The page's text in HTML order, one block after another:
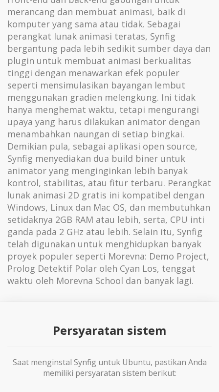
merancang dan membuat animasi, baik di
komputer yang sama atau tidak. Sebagai
perangkat lunak animasi teratas, Synfig
bergantung pada lebih sedikit sumber daya dan
plugin untuk membuat animasi berkualitas
tinggi dengan menawarkan efek populer
seperti mensimulasikan bayangan lembut
menggunakan gradien melengkung. Ini tidak
hanya menghemat waktu, tetapi mengurangi
upaya yang harus dilakukan animator dengan
menambahkan naungan di setiap bingkai.
Demikian pula, sebagai aplikasi open source,
Synfig menyediakan dua build biner untuk
animator yang menginginkan lebih banyak
kontrol, stabilitas, atau fitur terbaru. Perangkat
lunak animasi 2D gratis ini kompatibel dengan
Windows, Linux dan Mac OS, dan membutuhkan
setidaknya 2GB RAM atau lebih, serta, CPU inti
ganda pada 2 GHz atau lebih. Selain itu, Synfig
telah digunakan untuk menghidupkan banyak
proyek populer seperti Morevna: Demo Project,
Prolog Detektif Polar oleh Cyan Los, tenggat
waktu oleh Morevna School dan banyak lagi.
Persyaratan sistem
Saat menginstal Synfig untuk Ubuntu, pastikan Anda
memiliki persyaratan sistem berikut: